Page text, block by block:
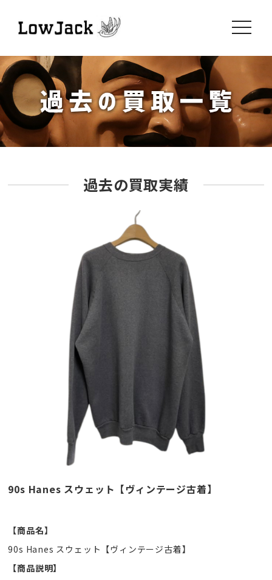
toggle
過去の買取実績
90s Hanes スウェット【ヴィンテージ古着】
【商品名】
90s Hanes スウェット【ヴィンテージ古着】
【商品説明】